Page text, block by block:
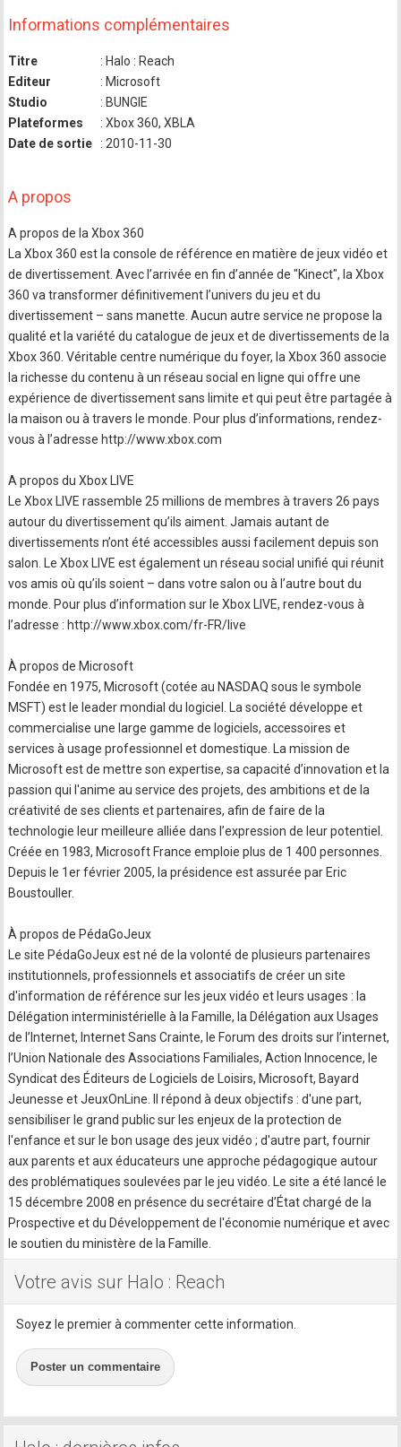
Informations complémentaires
Titre
: Halo : Reach
Editeur
: Microsoft
Studio
: BUNGIE
Plateformes
: Xbox 360, XBLA
Date de sortie
: 2010-11-30
A propos
A propos de la Xbox 360
La Xbox 360 est la console de référence en matière de jeux vidéo et
de divertissement. Avec l’arrivée en fin d’année de "Kinect", la Xbox
360 va transformer définitivement l’univers du jeu et du
divertissement – sans manette. Aucun autre service ne propose la
qualité et la variété du catalogue de jeux et de divertissements de la
Xbox 360. Véritable centre numérique du foyer, la Xbox 360 associe
la richesse du contenu à un réseau social en ligne qui offre une
expérience de divertissement sans limite et qui peut être partagée à
la maison ou à travers le monde. Pour plus d’informations, rendez-
vous à l’adresse http://www.xbox.com
A propos du Xbox LIVE
Le Xbox LIVE rassemble 25 millions de membres à travers 26 pays
autour du divertissement qu’ils aiment. Jamais autant de
divertissements n’ont été accessibles aussi facilement depuis son
salon. Le Xbox LIVE est également un réseau social unifié qui réunit
vos amis où qu’ils soient – dans votre salon ou à l’autre bout du
monde. Pour plus d’information sur le Xbox LIVE, rendez-vous à
l’adresse : http://www.xbox.com/fr-FR/live
À propos de Microsoft
Fondée en 1975, Microsoft (cotée au NASDAQ sous le symbole
MSFT) est le leader mondial du logiciel. La société développe et
commercialise une large gamme de logiciels, accessoires et
services à usage professionnel et domestique. La mission de
Microsoft est de mettre son expertise, sa capacité d’innovation et la
passion qui l'anime au service des projets, des ambitions et de la
créativité de ses clients et partenaires, afin de faire de la
technologie leur meilleure alliée dans l’expression de leur potentiel.
Créée en 1983, Microsoft France emploie plus de 1 400 personnes.
Depuis le 1er février 2005, la présidence est assurée par Eric
Boustouller.
À propos de PédaGoJeux
Le site PédaGoJeux est né de la volonté de plusieurs partenaires
institutionnels, professionnels et associatifs de créer un site
d'information de référence sur les jeux vidéo et leurs usages : la
Délégation interministérielle à la Famille, la Délégation aux Usages
de l’Internet, Internet Sans Crainte, le Forum des droits sur l’internet,
l’Union Nationale des Associations Familiales, Action Innocence, le
Syndicat des Éditeurs de Logiciels de Loisirs, Microsoft, Bayard
Jeunesse et JeuxOnLine. Il répond à deux objectifs : d'une part,
sensibiliser le grand public sur les enjeux de la protection de
l'enfance et sur le bon usage des jeux vidéo ; d'autre part, fournir
aux parents et aux éducateurs une approche pédagogique autour
des problématiques soulevées par le jeu vidéo. Le site a été lancé le
15 décembre 2008 en présence du secrétaire d’État chargé de la
Prospective et du Développement de l'économie numérique et avec
le soutien du ministère de la Famille.
Votre avis sur Halo : Reach
Soyez le premier à commenter cette information.
Poster un commentaire